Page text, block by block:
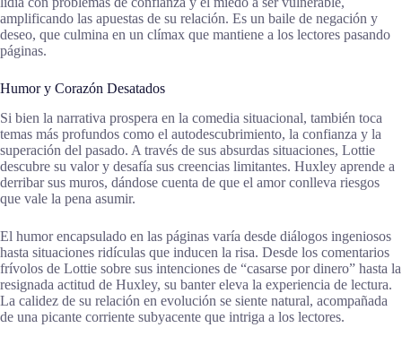
amplificando las apuestas de su relación. Es un baile de negación y
deseo, que culmina en un clímax que mantiene a los lectores pasando
páginas.
Humor y Corazón Desatados
Si bien la narrativa prospera en la comedia situacional, también toca
temas más profundos como el autodescubrimiento, la confianza y la
superación del pasado. A través de sus absurdas situaciones, Lottie
descubre su valor y desafía sus creencias limitantes. Huxley aprende a
derribar sus muros, dándose cuenta de que el amor conlleva riesgos
que vale la pena asumir.
El humor encapsulado en las páginas varía desde diálogos ingeniosos
hasta situaciones ridículas que inducen la risa. Desde los comentarios
frívolos de Lottie sobre sus intenciones de “casarse por dinero” hasta la
resignada actitud de Huxley, su banter eleva la experiencia de lectura.
La calidez de su relación en evolución se siente natural, acompañada
de una picante corriente subyacente que intriga a los lectores.